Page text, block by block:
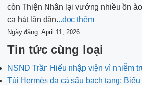
còn Thiện Nhân lại vướng nhiều ồn
ca hát lận đận...đọc thêm
Ngày đăng: April 11, 2026
Tin tức cùng loại
NSND Trần Hiếu nhập viện vì nhiễm
Túi Hermès da cá sấu bạch tạng: